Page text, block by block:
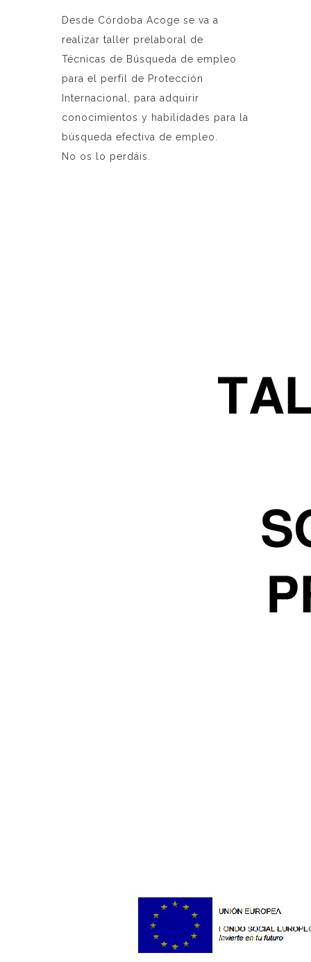
Desde Córdoba Acoge se va a
realizar taller prelaboral de
Técnicas de Búsqueda de empleo
para el perfil de Protección
Internacional, para adquirir
conocimientos y habilidades para la
búsqueda efectiva de empleo.
No os lo perdáis.